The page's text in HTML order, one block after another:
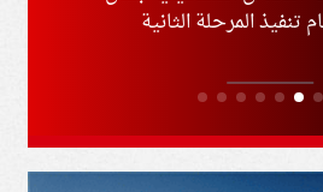
تنفيذ المرحلة الثانية